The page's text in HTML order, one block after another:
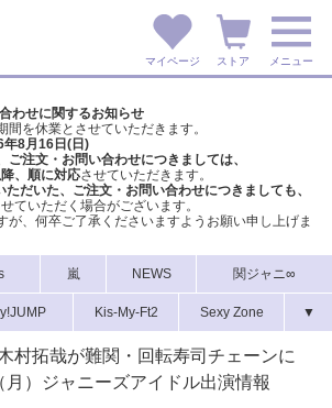
マイページ ストア メニュー
わせに関するお知らせ
を休業とさせていただきます。
8月16日(日)
注文・お問い合わせにつきましては、
、順に対応させていただきます。
だいた、ご注文・ お問い合わせにつきましても、
ていただく場合がございます。
、 何卒ご了承くださいますようお願い申し上げま
嵐 NEWS 関ジャニ∞
Kis-My-Ft2 Sexy Zone ▼
村拓哉が難関・回転寿司チェーンに
）ジャニーズアイドル出演情報